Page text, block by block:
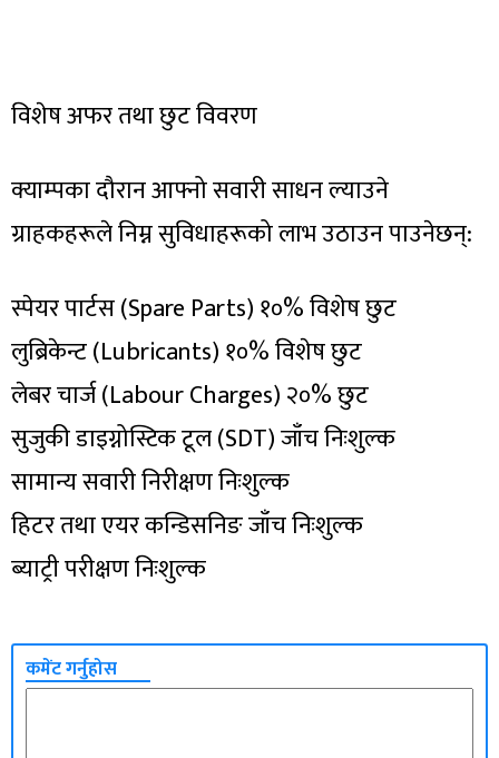
विशेष अफर तथा छुट विवरण
क्याम्पका दौरान आफ्नो सवारी साधन ल्याउने
ग्राहकहरूले निम्न सुविधाहरूको लाभ उठाउन पाउनेछन्:
स्पेयर पार्टस (Spare Parts) १०% विशेष छुट
लुब्रिकेन्ट (Lubricants) १०% विशेष छुट
लेबर चार्ज (Labour Charges) २०% छुट
सुजुकी डाइग्नोस्टिक टूल (SDT) जाँच निःशुल्क
सामान्य सवारी निरीक्षण निःशुल्क
हिटर तथा एयर कन्डिसनिङ जाँच निःशुल्क
ब्याट्री परीक्षण निःशुल्क
कमेंट गर्नुहोस